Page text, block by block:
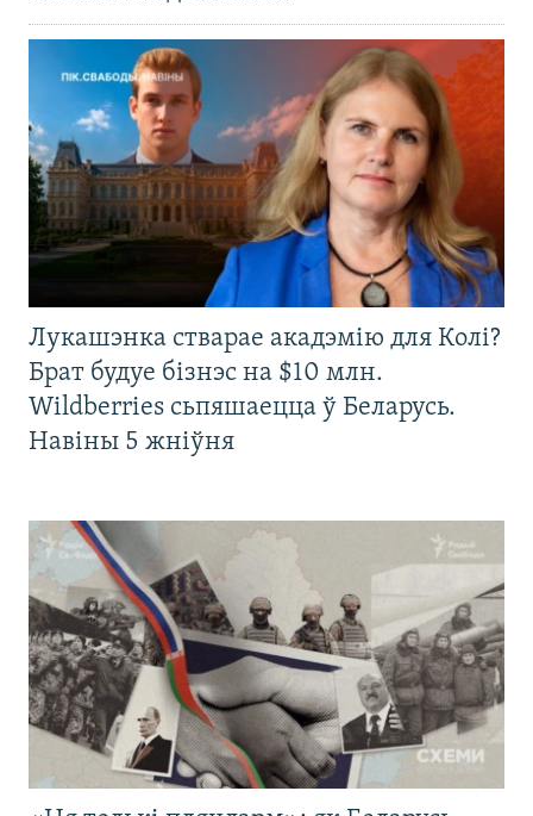
Лукашэнка стварае акадэмію для Колі?
Брат будуе бізнэс на $10 млн.
Wildberries сьпяшаецца ў Беларусь.
Навіны 5 жніўня